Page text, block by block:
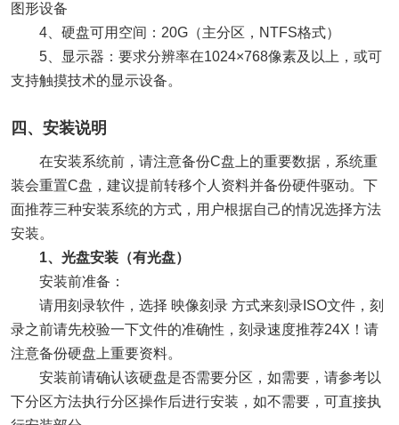
图形设备
4、硬盘可用空间：20G（主分区，NTFS格式）
5、显示器：要求分辨率在1024×768像素及以上，或可
支持触摸技术的显示设备。
四、安装说明
在安装系统前，请注意备份C盘上的重要数据，系统重
装会重置C盘，建议提前转移个人资料并备份硬件驱动。下
面推荐三种安装系统的方式，用户根据自己的情况选择方法
安装。
1、光盘安装（有光盘）
安装前准备：
请用刻录软件，选择 映像刻录 方式来刻录ISO文件，刻
录之前请先校验一下文件的准确性，刻录速度推荐24X！请
注意备份硬盘上重要资料。
安装前请确认该硬盘是否需要分区，如需要，请参考以
下分区方法执行分区操作后进行安装，如不需要，可直接执